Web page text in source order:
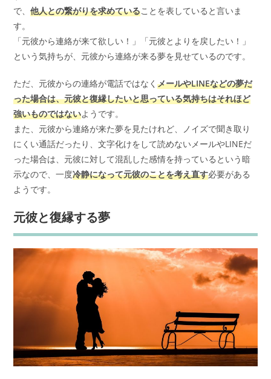
で、他人との繋がりを求めていることを表していると言いま
す。
「元彼から連絡が来て欲しい！」「元彼とよりを戻したい！」
という気持ちが、元彼から連絡が来る夢を見せているのです。
ただ、元彼からの連絡が電話ではなくメールやLINEなどの夢だ
った場合は、元彼と復縁したいと思っている気持ちはそれほど
強いものではないようです。
また、元彼から連絡が来た夢を見たけれど、ノイズで聞き取り
にくい通話だったり、文字化けをして読めないメールやLINEだ
った場合は、元彼に対して混乱した感情を持っているという暗
示なので、一度冷静になって元彼のことを考え直す必要がある
ようです。
元彼と復縁する夢